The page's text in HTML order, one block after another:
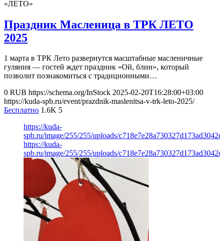
«ЛЕТО»
Праздник Масленица в ТРК ЛЕТО
2025
1 марта в ТРК Лето развернутся масштабные масленичные
гуляния — гостей ждет праздник «Ой, блин», который
позволит познакомиться с традиционными…
0 RUB https://schema.org/InStock 2025-02-20T16:28:00+03:00
https://kuda-spb.ru/event/prazdnik-maslenitsa-v-trk-leto-2025/
Бесплатно 1.6K 5
https://kuda-
spb.ru/image/255/255/uploads/
https://kuda-
spb.ru/image/255/255/uploads/